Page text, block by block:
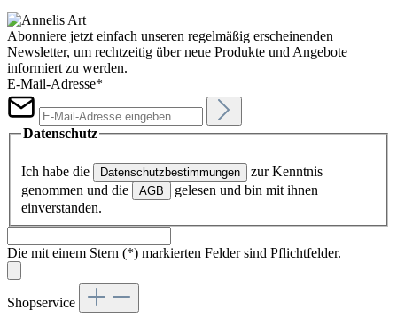
Abonniere jetzt einfach unseren regelmäßig erscheinenden
Newsletter, um rechtzeitig über neue Produkte und Angebote
informiert zu werden.
E-Mail-Adresse*
Datenschutz
Ich habe die Datenschutzbestimmungen
zur Kenntnis
genommen und die
AGB
gelesen und bin mit ihnen
einverstanden.
Die mit einem Stern (*) markierten Felder sind Pflichtfelder.
Shopservice